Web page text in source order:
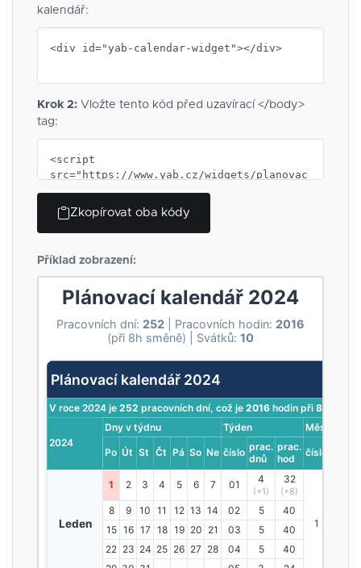
kalendář:
Krok 2: Vložte tento kód před uzavírací </body>
tag:
Zkopírovat oba kódy
Příklad zobrazení: